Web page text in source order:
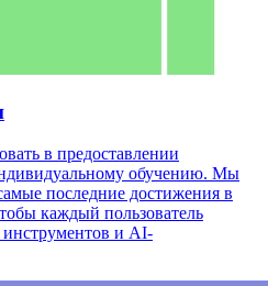
в предоставлении
обучению. Мы
последние достижения в
каждый пользователь
и AI-